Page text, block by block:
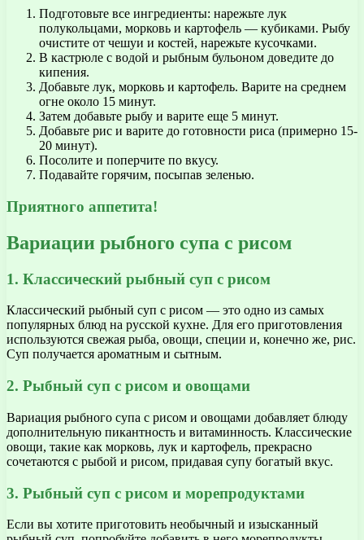
Подготовьте все ингредиенты: нарежьте лук
полукольцами, морковь и картофель — кубиками. Рыбу
очистите от чешуи и костей, нарежьте кусочками.
В кастрюле с водой и рыбным бульоном доведите до
кипения.
Добавьте лук, морковь и картофель. Варите на среднем
огне около 15 минут.
Затем добавьте рыбу и варите еще 5 минут.
Добавьте рис и варите до готовности риса (примерно 15-
20 минут).
Посолите и поперчите по вкусу.
Подавайте горячим, посыпав зеленью.
Приятного аппетита!
Вариации рыбного супа с рисом
1. Классический рыбный суп с рисом
Классический рыбный суп с рисом — это одно из самых
популярных блюд на русской кухне. Для его приготовления
используются свежая рыба, овощи, специи и, конечно же, рис.
Суп получается ароматным и сытным.
2. Рыбный суп с рисом и овощами
Вариация рыбного супа с рисом и овощами добавляет блюду
дополнительную пикантность и витаминность. Классические
овощи, такие как морковь, лук и картофель, прекрасно
сочетаются с рыбой и рисом, придавая супу богатый вкус.
3. Рыбный суп с рисом и морепродуктами
Если вы хотите приготовить необычный и изысканный